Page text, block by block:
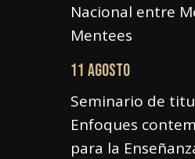
Nacional entre
Mentees
11 AGOSTO
Seminario de
Enfoques
para la